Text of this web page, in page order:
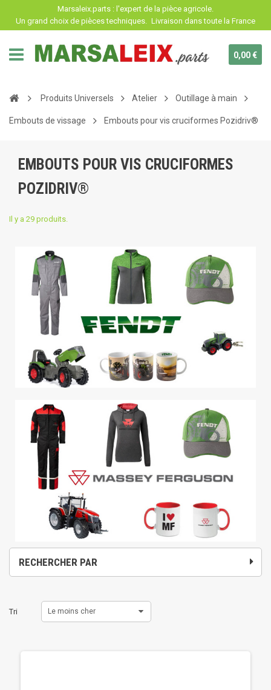
Marsaleix.parts : l'expert de la pièce agricole.
Un grand choix de pièces techniques. Livraison dans toute la France
0,00 €
Produits Universels Atelier Outillage à main
Embouts de vissage Embouts pour vis cruciformes Pozidriv®
EMBOUTS POUR VIS CRUCIFORMES
POZIDRIV®
Il y a 29 produits.
RECHERCHER PAR
Tri Le moins cher
Panneau de gestion des cookies